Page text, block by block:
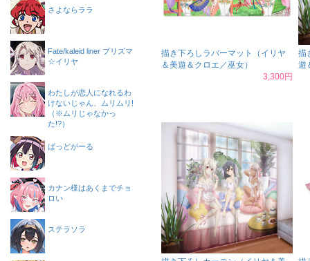
描き下ろしラバーマット（イリヤ
＆美遊＆クロエ／巫女）
3,300円
描
遊
さよならララ
Fate/kaleid liner プリズマ
☆イリヤ
わたしが恋人になれるわ
けないじゃん、ムリムリ!
（※ムリじゃなかっ
た!?）
ばっどがーる
カナン様はあくまでチョ
ロい
ステラソラ